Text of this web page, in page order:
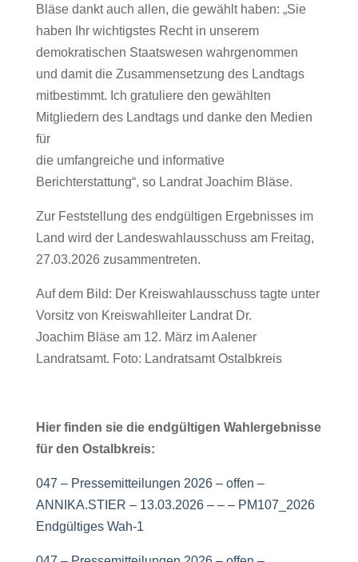
Bläse dankt auch allen, die gewählt haben: „Sie
haben Ihr wichtigstes Recht in unserem
demokratischen Staatswesen wahrgenommen
und damit die Zusammensetzung des Landtags
mitbestimmt. Ich gratuliere den gewählten
Mitgliedern des Landtags und danke den Medien
für
die umfangreiche und informative
Berichterstattung“, so Landrat Joachim Bläse.
Zur Feststellung des endgültigen Ergebnisses im
Land wird der Landeswahlausschuss am Freitag,
27.03.2026 zusammentreten.
Auf dem Bild: Der Kreiswahlausschuss tagte unter
Vorsitz von Kreiswahlleiter Landrat Dr.
Joachim Bläse am 12. März im Aalener
Landratsamt. Foto: Landratsamt Ostalbkreis
Hier finden sie die endgültigen Wahlergebnisse
für den Ostalbkreis:
047 – Pressemitteilungen 2026 – offen –
ANNIKA.STIER – 13.03.2026 – – – PM107_2026
Endgültiges Wah-1